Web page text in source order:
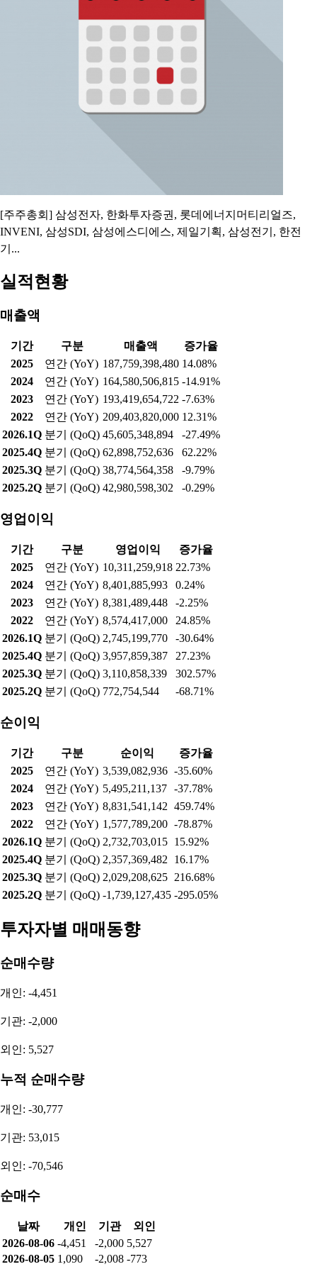
[주주총회] 삼성전자, 한화투자증권, 롯데에너지머티리얼즈,
INVENI, 삼성SDI, 삼성에스디에스, 제일기획, 삼성전기, 한전
기...
실적현황
매출액
기간 구분 매출액
증가율
2025
연간 (YoY) 187,759,398,480 14.08%
2024
연간 (YoY) 164,580,506,815 -14.91%
2023
연간 (YoY) 193,419,654,722 -7.63%
2022
연간 (YoY) 209,403,820,000 12.31%
2026.1Q 분기 (QoQ) 45,605,348,894
-27.49%
2025.4Q 분기 (QoQ) 62,898,752,636
62.22%
2025.3Q 분기 (QoQ) 38,774,564,358
-9.79%
2025.2Q 분기 (QoQ) 42,980,598,302 -0.29%
영업이익
기간 구분 영업이익
증가율
2025
연간 (YoY) 10,311,259,918 22.73%
2024
연간 (YoY) 8,401,885,993
0.24%
2023
연간 (YoY) 8,381,489,448
-2.25%
2022
연간 (YoY) 8,574,417,000
24.85%
2026.1Q 분기 (QoQ) 2,745,199,770
-30.64%
2025.4Q 분기 (QoQ) 3,957,859,387
27.23%
2025.3Q 분기 (QoQ) 3,110,858,339
302.57%
2025.2Q 분기 (QoQ) 772,754,544 -68.71%
순이익
기간 구분 순이익
증가율
2025
연간 (YoY) 3,539,082,936 -35.60%
2024
연간 (YoY) 5,495,211,137 -37.78%
2023
연간 (YoY) 8,831,541,142 459.74%
2022
연간 (YoY) 1,577,789,200 -78.87%
2026.1Q 분기 (QoQ) 2,732,703,015 15.92%
2025.4Q 분기 (QoQ) 2,357,369,482
16.17%
2025.3Q 분기 (QoQ) 2,029,208,625 216.68%
2025.2Q 분기 (QoQ) -1,739,127,435 -295.05%
투자자별 매매동향
순매수량
개인: -4,451
기관: -2,000
외인: 5,527
누적 순매수량
개인: -30,777
기관: 53,015
외인: -70,546
순매수
날짜 개인 기관
외인
2026-08-06 -4,451 -2,000 5,527
2026-08-05 1,090 -2,008 -773